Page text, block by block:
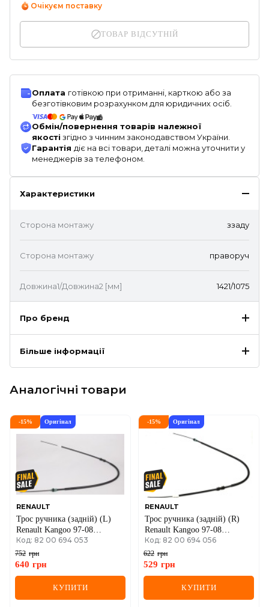
Очікуєм поставку
ТОВАР ВІДСУТНІЙ
Оплата готівкою при отриманні, карткою або за
безготівковим розрахунком для юридичних осіб.
Обмін/повернення товарів належної
якості згідно з чинним законодавством України.
Гарантія діє на всі товари, деталі можна уточнити у
менеджерів за телефоном.
Характеристики
Сторона монтажу ззаду
Сторона монтажу праворуч
Довжина1/Довжина2 [мм] 1421/1075
Про бренд
Більше інформації
Аналогічні товари
-15% Оригінал
RENAULT
Трос ручника (задній) (L)
Renault Kangoo 97-08
(1415/1075mm) (без
упаковки)
Код: 82 00 694 053
752 грн
640 грн
КУПИТИ
-15% Оригінал
RENAULT
Трос ручника (задній) (R)
Renault Kangoo 97-08
(1420/1085 мм)
Код: 82 00 694 056
622 грн
529 грн
КУПИТИ